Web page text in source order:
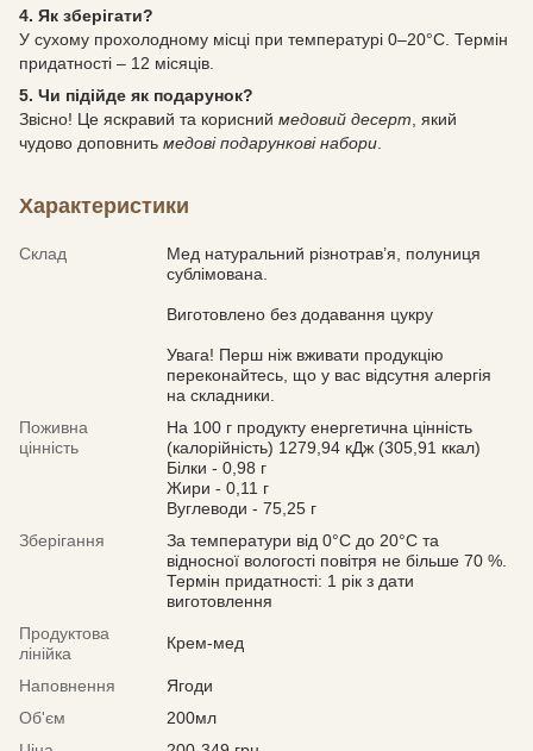
4. Як зберігати?
У сухому прохолодному місці при температурі 0–20°C. Термін
придатності – 12 місяців.
5. Чи підійде як подарунок?
Звісно! Це яскравий та корисний медовий десерт , який
чудово доповнить медові подарункові набори
Характеристики
Склад
Мед натуральний різнотрав’я, полуниця
сублімована.
Виготовлено без додавання цукру
Увага! Перш ніж вживати продукцію
переконайтесь, що у вас відсутня алергія
на складники.
Поживна
цінність
На 100 г продукту енергетична цінність
(калорійність) 1279,94 кДж (305,91 ккал)
Білки - 0,98 г
Жири - 0,11 г
Вуглеводи - 75,25 г
Зберігання
За температури від 0°С до 20°С та
відносної вологості повітря не більше 70 %.
Термін придатності: 1 рік з дати
виготовлення
Продуктова
лінійка
Крем-мед
Наповнення
Ягоди
Об'єм
200мл